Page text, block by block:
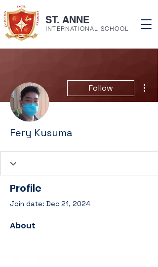
ST. ANNE
INTERNATIONAL SCHOOL
Follow
Fery Kusuma
Profile
Join date: Dec 21, 2024
About